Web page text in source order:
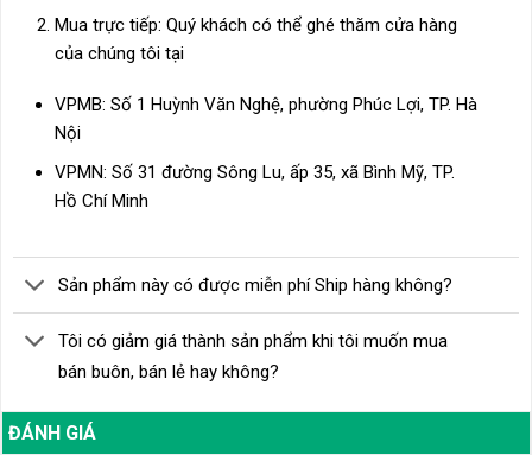
Mua trực tiếp: Quý khách có thể ghé thăm cửa hàng
của chúng tôi tại
VPMB: Số 1 Huỳnh Văn Nghệ, phường Phúc Lợi, TP. Hà
Nội
VPMN: Số 31 đường Sông Lu, ấp 35, xã Bình Mỹ, TP.
Hồ Chí Minh
Sản phẩm này có được miễn phí Ship hàng không?
Tôi có giảm giá thành sản phẩm khi tôi muốn mua
bán buôn, bán lẻ hay không?
ĐÁNH GIÁ